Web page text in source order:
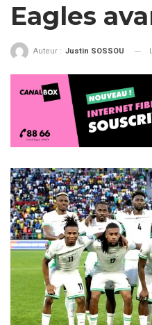
Eagles
Auteur : Justin SOSSOU